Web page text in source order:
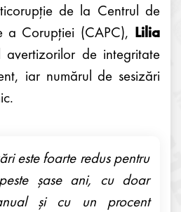
de la Centrul de
a Corupției (CAPC), Lilia
avertizorilor de integritate
iar numărul de sesizări
este foarte redus pentru
șase ani, cu doar
și cu un procent